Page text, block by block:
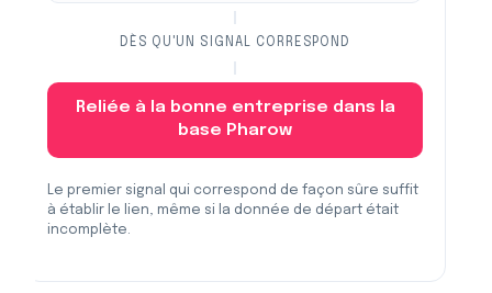
DÈS QU'UN SIGNAL CORRESPOND
Reliée à la bonne entreprise dans la
base Pharow
Le premier signal qui correspond de façon sûre suffit
à établir le lien, même si la donnée de départ était
incomplète.